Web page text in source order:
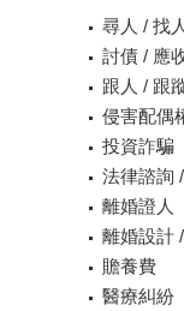
尋人 / 找人
討債 / 應
跟人 / 跟
侵害配偶
投資詐騙
法律諮詢
離婚證人
離婚設計
贍養費
醫療糾紛